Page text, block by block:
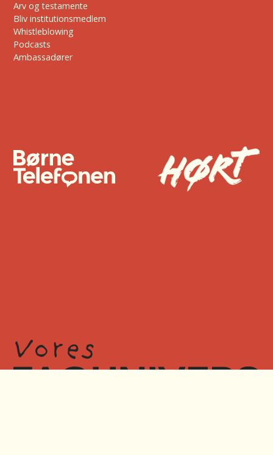
Arv og testamente
Bliv institutionsmedlem
Whistleblowing
Podcasts
Ambassadører